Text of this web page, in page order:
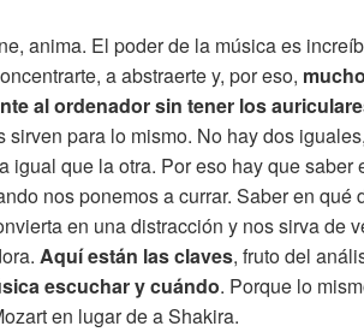
anima. El poder de la música es
a abstraerte y, por eso,
al ordenador sin tener los
sirven para lo mismo. No hay dos
igual que la otra. Por eso hay que saber
nos ponemos a currar. Saber en qué
en una distracción y nos sirva de
Aquí están las claves, fruto del
escuchar y cuándo. Porque lo
en lugar de a Shakira.